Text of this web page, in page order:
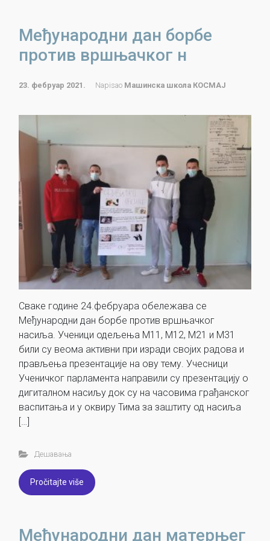
Међународни дан борбе
против вршњачког н
23. фебруар 2021. Napisao Машинска школа КОСМАЈ
Сваке године 24.фебруара обележава се
Међународни дан борбе против вршњачког
насиља. Ученици одељења М11, М12, М21 и М31
били су веома активни при изради својих радова и
прављења презентације на ову тему. Учесници
Ученичког парламента направили су презентацију о
дигиталном насиљу док су на часовима грађанског
васпитања и у оквиру Тима за заштиту од насиља
[…]
Дешавања
Pročitajte više
Међународни дан матерњег